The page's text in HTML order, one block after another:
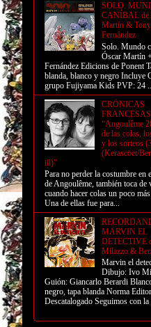
SOLO.
CANÍBAL de
Martín & Tony
Fernández
Solo. Mundo
Óscar Martín
Fernández Edicions de Ponent
blanda, blanco y negro Incluye
grupo Fujiyama Kids PVP: 24 ...
CRÓNICAS
“Angoulême
de las colas,
y los sorteos
(Kerascöet/
ill)”
Para no perder la costumbre en
de Angoulême, también toca de
cuando hacer colas un poco
Una de ellas fue para...
MARVIN EL
DETECTIVE
Milazzo &
Marvin el
Dibujo: Ivo
Guión: Giancarlo Berardi
negro, tapa blanda Norma
Descatalogado Seguimos con la